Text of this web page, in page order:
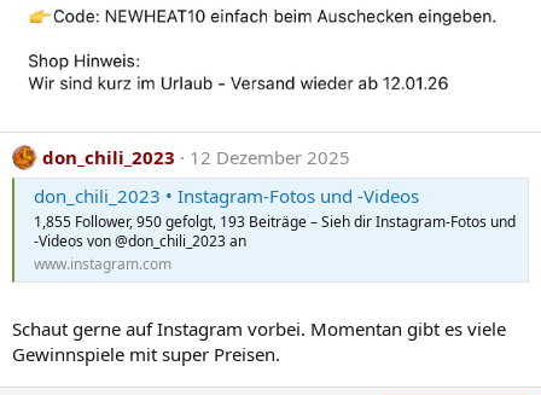
don_chili_2023
12 Dezember 2025
don_chili_2023 • Instagram-Fotos und -Videos
1,855 Follower, 950 gefolgt, 193 Beiträge – Sieh dir Instagram-Fotos und
-Videos von @don_chili_2023 an
www.instagram.com
Schaut gerne auf Instagram vorbei. Momentan gibt es viele
Gewinnspiele mit super Preisen.